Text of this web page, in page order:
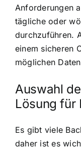
Anforderungen
tägliche oder
durchzuführen.
einem sicheren
möglichen
Auswahl
Lösung für
Es gibt viele
daher ist es